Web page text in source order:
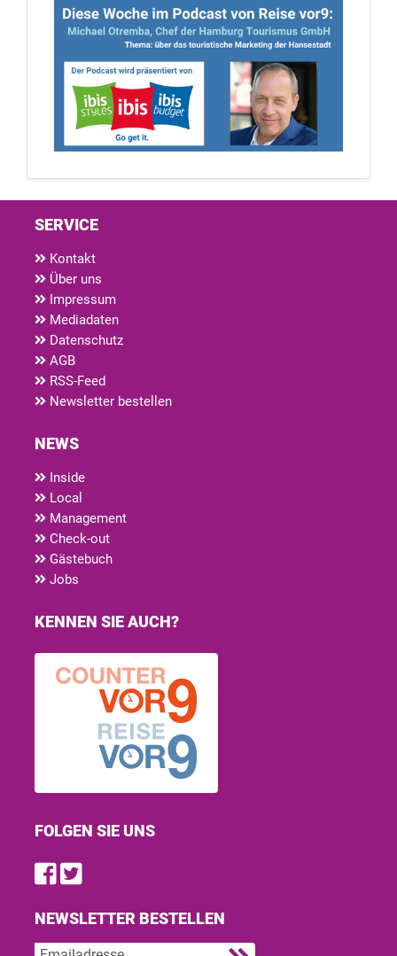
SERVICE
Kontakt
Über uns
Impressum
Mediadaten
Datenschutz
AGB
RSS-Feed
Newsletter bestellen
NEWS
Inside
Local
Management
Check-out
Gästebuch
Jobs
KENNEN SIE AUCH?
FOLGEN SIE UNS
Find us on Facebook
Follow us on Twitter
NEWSLETTER BESTELLEN